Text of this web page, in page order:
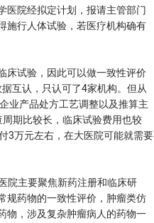
医院经拟定计划，报请主管部门
施行人体试验，若医疗机构确有
试验，因此可以做一致性评价
互认，只认可了4家机构。但从
业产品处方工艺调整以及推算主
期比较长，临床试验费用也较
3万元左右，在大医院可能就需要
主要聚焦新药注册和临床研
规药物的一致性评价，肿瘤类仿
物，涉及复杂肿瘤病人的药物一